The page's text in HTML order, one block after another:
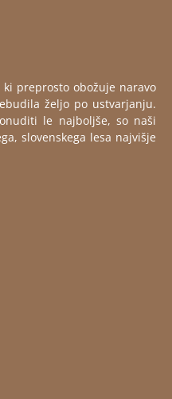
preprosto obožuje naravo
željo po ustvarjanju.
le najboljše, so naši
slovenskega lesa najvišje